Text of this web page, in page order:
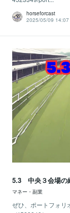
horseforcast
2025/05/09 14:07
5.3 中央３会場
マネー・副業
ぜひ、ポートフォリ